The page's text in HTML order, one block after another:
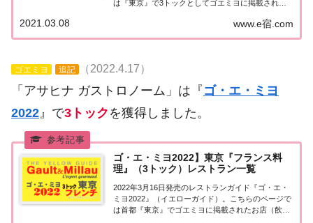
は『東京』で3トックとしてゴエミヨに掲載された
ラン）の情報を一覧にまとめました。ゴエミヨ
2021『東京』3トック東京エリアで「ゴ・エ...
www.e宿.com
2021.03.08
ゴエミヨ 追記 （2022.4.17）
「アサヒナ ガストロノーム」は『 ゴ・エ・ミヨ
2022』で3トック を獲得しました。
ゴ・エ・ミヨ2022】東京『フランス料
理』（3トック）レストラン一覧
2022年3月16日発売のレストランガイド『ゴ・エ・
ミヨ2022』（イエローガイド）。こちらのページで
は首都『東京』でゴエミヨに掲載されたお店（飲食